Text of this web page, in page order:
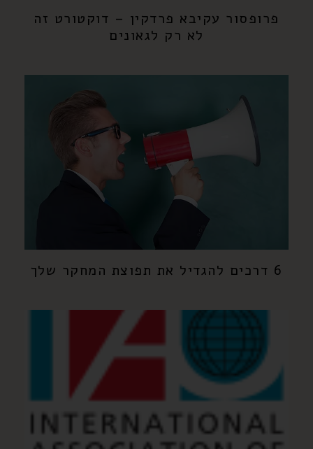
פרופסור עקיבא פרדקין – דוקטורט זה
לא רק לגאונים
6 דרכים להגדיל את תפוצת המחקר שלך